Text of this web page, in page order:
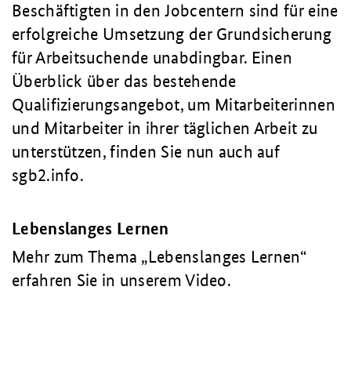
Beschäftigten in den Jobcentern sind für eine
erfolgreiche Umsetzung der Grundsicherung
für Arbeitsuchende unabdingbar. Einen
Überblick über das bestehende
Qualifizierungsangebot, um Mitarbeiterinnen
und Mitarbeiter in ihrer täglichen Arbeit zu
unterstützen, finden Sie nun auch auf
sgb2.info.
Lebenslanges Lernen
Mehr zum Thema „Lebenslanges Lernen“
erfahren Sie in unserem Video.